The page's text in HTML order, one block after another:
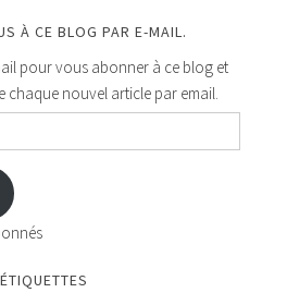
À CE BLOG PAR E-MAIL.
pour vous abonner à ce blog et
nouvel article par email.
ÉTIQUETTES